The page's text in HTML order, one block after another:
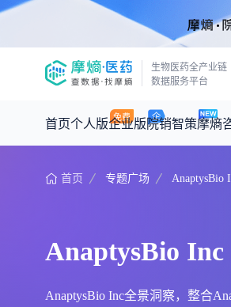
生物医药全产业链
数据服务平台
首页个人版企业版院销智策摩熵
咨询服务
产品立项评估及管线规划
产业/行业调研
投资决策与交易估值
摩熵原创
深度分析
政策法规
投融资
数据中心
基于市场数据，为您提供全面的市场
王中健
首页 专题广场 AnaptysBio
AnaptysBio Inc
AnaptysBio Inc全景洞察，整合